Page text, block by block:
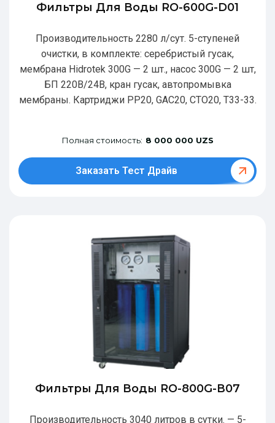
Фильтры Для Воды RO-600G-D01
Производительность 2280 л/сут. 5-ступеней
очистки, в комплекте: серебристый гусак,
мембрана Hidrotek 300G — 2 шт., насос 300G — 2 шт,
БП 220В/24В, кран гусак, автопромывка
мембраны. Картриджи РР20, GAC20, CTO20, T33-33.
Полная стоимость: 8 000 000 UZS
Заказать Тест Драйв
Фильтры Для Воды RO-800G-В07
Производительность 3040 литров в сутки. — 5-